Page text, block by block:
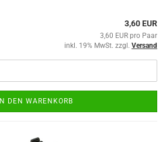
3,60 EUR
3,60 EUR pro Paar
inkl. 19% MwSt. zzgl. Versand
IN DEN WARENKORB